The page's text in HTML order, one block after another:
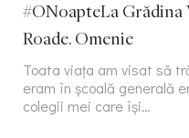
#ONoapteLa Grădina
Roade. Omenie
Toata viața am visat să
eram în școală generală
colegii mei care își…